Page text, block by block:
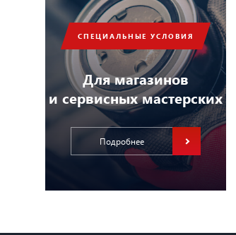
СПЕЦИАЛЬНЫЕ УСЛОВИЯ
Для магазинов
и сервисных мастерских
Подробнее